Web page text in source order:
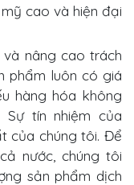
cao và hiện đại
và nâng cao trách
phẩm luôn có giá
hàng hóa không
tín nhiệm của
của chúng tôi. Để
nước, chúng tôi
sản phẩm dịch